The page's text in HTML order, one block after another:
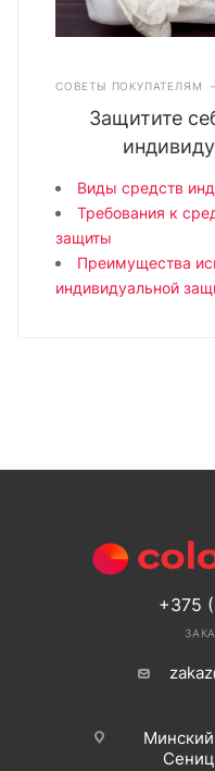
СОВЕТЫ ПОКУПАТЕЛЯМ
Защитите
Виды средств
Требования к
защиты
Преимущества
индивидуальной
+375